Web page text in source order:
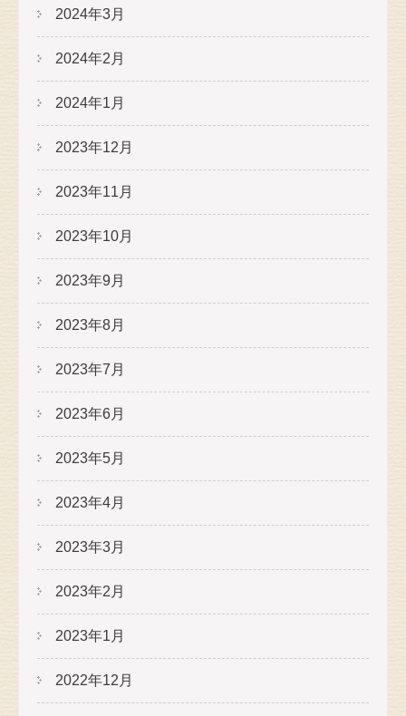
2024年3月
2024年2月
2024年1月
2023年12月
2023年11月
2023年10月
2023年9月
2023年8月
2023年7月
2023年6月
2023年5月
2023年4月
2023年3月
2023年2月
2023年1月
2022年12月